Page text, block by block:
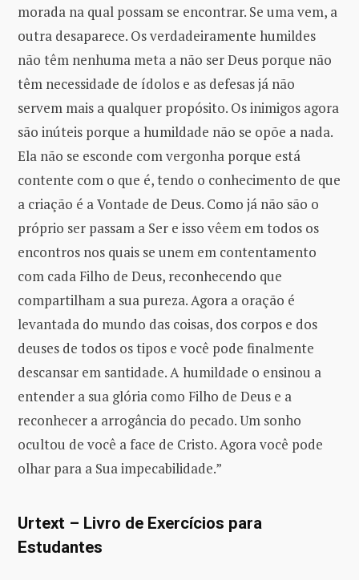
morada na qual possam se encontrar. Se uma vem, a
outra desaparece. Os verdadeiramente humildes
não têm nenhuma meta a não ser Deus porque não
têm necessidade de ídolos e as defesas já não
servem mais a qualquer propósito. Os inimigos agora
são inúteis porque a humildade não se opõe a nada.
Ela não se esconde com vergonha porque está
contente com o que é, tendo o conhecimento de que
a criação é a Vontade de Deus. Como já não são o
próprio ser passam a Ser e isso vêem em todos os
encontros nos quais se unem em contentamento
com cada Filho de Deus, reconhecendo que
compartilham a sua pureza. Agora a oração é
levantada do mundo das coisas, dos corpos e dos
deuses de todos os tipos e você pode finalmente
descansar em santidade. A humildade o ensinou a
entender a sua glória como Filho de Deus e a
reconhecer a arrogância do pecado. Um sonho
ocultou de você a face de Cristo. Agora você pode
olhar para a Sua impecabilidade.”
Urtext – Livro de Exercícios para
Estudantes